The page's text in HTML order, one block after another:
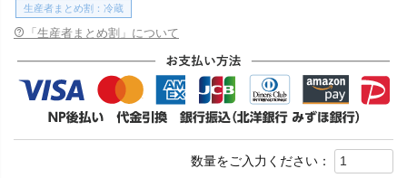
生産者まとめ割：冷蔵
「生産者まとめ割」について